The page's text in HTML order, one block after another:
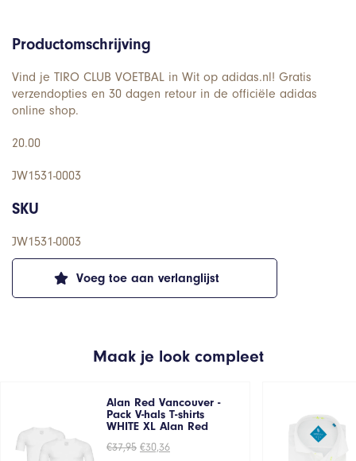
Voeg toe aan verlanglijst
Productomschrijving
Vind je TIRO CLUB VOETBAL in Wit op adidas.nl! Gratis
verzendopties en 30 dagen retour in de officiële adidas
online shop.
20.00
JW1531-0003
SKU
JW1531-0003
Maak je look compleet
Alan Red Vancouver -
Pack V-hals T-shirts
WHITE XL Alan Red
€37,95 Oorspronkelijke
€30,36Huidige